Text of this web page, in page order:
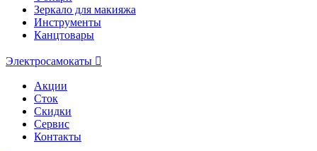
Зеркало для макияжа
Инструменты
Канцтовары
Электросамокаты
Акции
Сток
Скидки
Сервис
Контакты